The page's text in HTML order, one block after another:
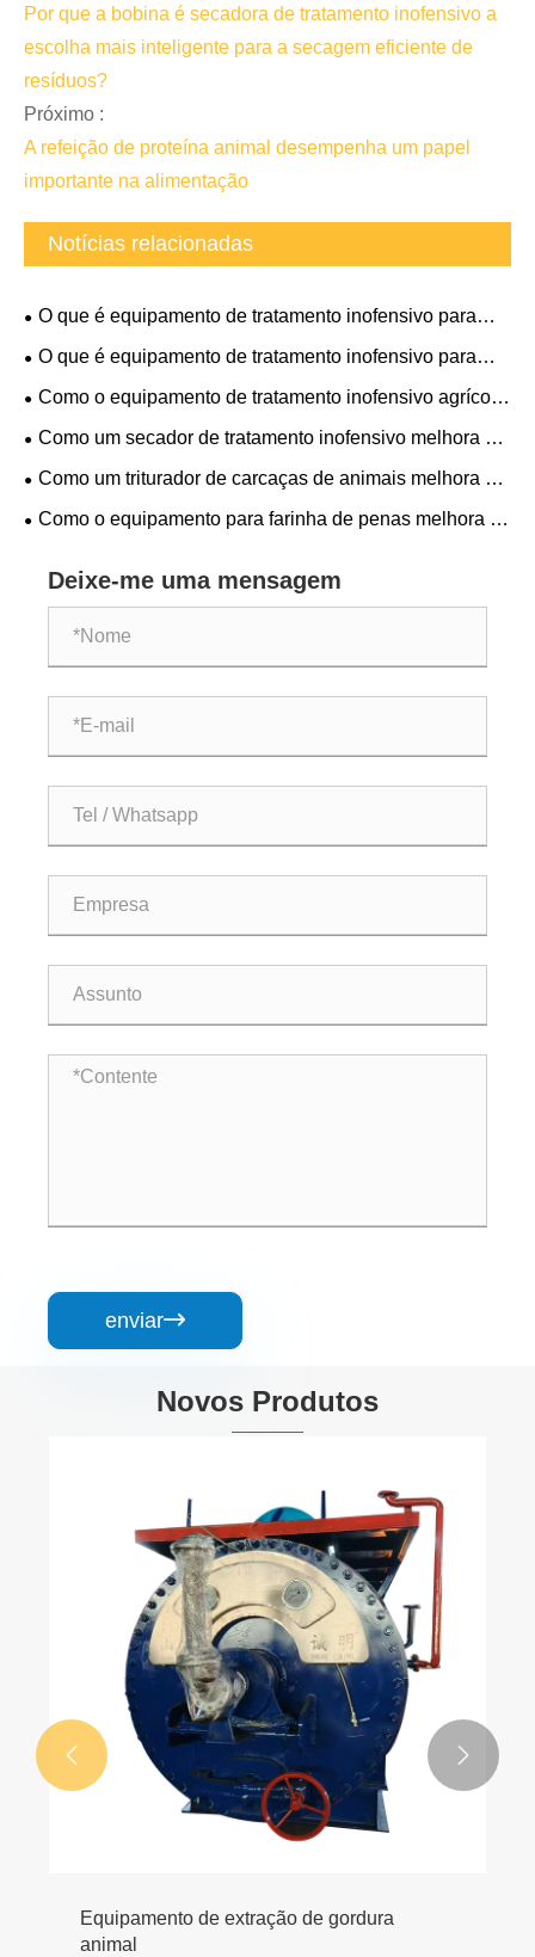
Por que a bobina é secadora de tratamento inofensivo a
escolha mais inteligente para a secagem eficiente de
resíduos?
Próximo :
A refeição de proteína animal desempenha um papel
importante na alimentação
Notícias relacionadas
O que é equipamento de tratamento inofensivo para
ovelhas mortas e por que é importante
O que é equipamento de tratamento inofensivo para
ovelhas mortas e por que é essencial
Como o equipamento de tratamento inofensivo agrícola
melhora o gerenciamento de resíduos e a proteção
Como um secador de tratamento inofensivo melhora a
eficiência do tratamento de resíduos?
Como um triturador de carcaças de animais melhora o
descarte seguro e eficiente?
Como o equipamento para farinha de penas melhora a
Deixe-me uma mensagem
enviar
Novos Produtos
Equipamento de extração de gordura
animal
 